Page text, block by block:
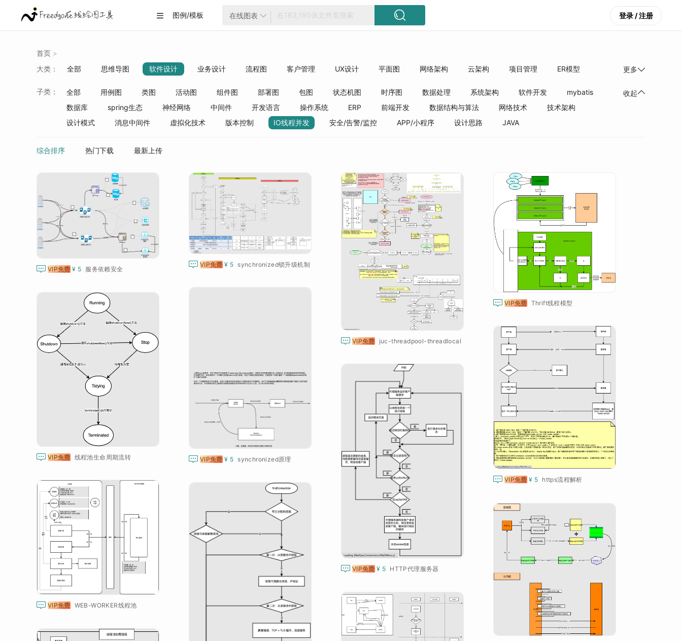
 图例/模板 
在线图表  登录 / 注册
首页 >
大类： 全部 思维导图 软件设计 业务设计 流程图 客户管理 UX设计 平面图 网络架构 云架构 项目管理
ER模型
更多
子类： 全部 用例图 类图 活动图 组件图 部署图 包图 状态机图 时序图 数据处理 系统架构 软件开发
mybatis
数据库
spring生态 神经网络 中间件 开发语言 操作系统 ERP 前端开发 数据结构与算法 网络技术
技术架构
设计模式
消息中间件 虚拟化技术 版本控制 IO线程并发 安全/告警/监控 APP/小程序 设计思路 JAVA
收起
综合排序 热门下载 最新上传
 VIP免费 ¥ 5 服务依赖安全
 VIP免费 ¥ 5 synchronized锁升级机制
 VIP免费 juc-threadpool-threadlocal
 VIP免费 Thrift线程模型
 VIP免费 ¥ 5 synchronized原理
 VIP免费 线程池生命周期流转
 VIP免费 ¥ 5 https流程解析
 VIP免费 ¥ 5 HTTP代理服务器
 VIP免费 WEB-WORKER线程池